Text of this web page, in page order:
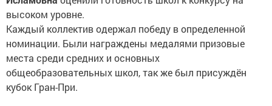
высоком уровне.
Каждый коллектив одержал победу в определенной
номинации. Были награждены медалями призовые
места среди средних и основных
общеобразовательных школ, так же был присуждён
кубок Гран-При.